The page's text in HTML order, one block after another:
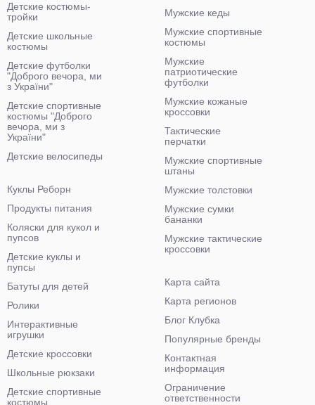
Детские костюмы-
тройки
Детские школьные
костюмы
Детские футболки
"Доброго вечора, ми
з України"
Детские спортивные
костюмы "Доброго
вечора, ми з
України"
Детские велосипеды
Мужские кеды
Мужские спортивные
костюмы
Мужские
патриотические
футболки
Мужские кожаные
кроссовки
Тактические
перчатки
Мужские спортивные
штаны
Мужские толстовки
Мужские сумки
бананки
Мужские тактические
кроссовки
Куклы Реборн
Продукты питания
Коляски для кукол и
пупсов
Детские куклы и
пупсы
Батуты для детей
Ролики
Интерактивные
игрушки
Детские кроссовки
Школьные рюкзаки
Детские спортивные
костюмы
Карта сайта
Карта регионов
Блог Клубка
Популярные бренды
Контактная
информация
Ограничение
ответственности